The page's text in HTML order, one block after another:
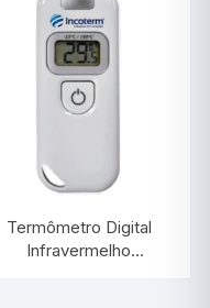
Termômetro Digital
Infravermelho